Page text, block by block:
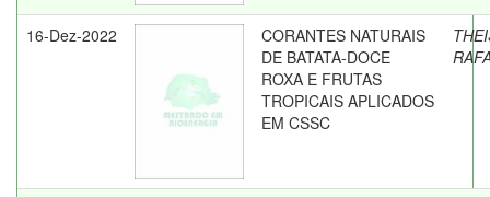
16-Dez-2022
CORANTES NATURAIS
DE BATATA-DOCE
ROXA E FRUTAS
TROPICAIS APLICADOS
EM CSSC